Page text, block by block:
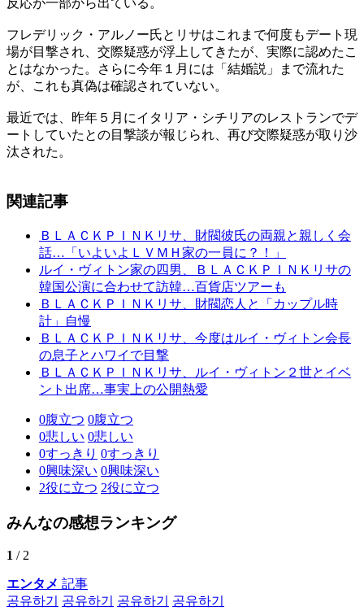
反応が一部から出ている。
フレデリック・アルノー氏とリサはこれまで何度もデート現
場が目撃され、交際疑惑が浮上してきたが、実際に認めたこ
とはなかった。さらに今年１月には「結婚説」まで流れた
が、これも真偽は確認されていない。
最近では、昨年５月にイタリア・シチリアのレストランでデ
ートしていたとの目撃談が報じられ、再び交際疑惑が取り沙
汰された。
関連記事
ＢＬＡＣＫＰＩＮＫリサ、財閥彼氏の両親と親しく会
話…「いよいよＬＶＭＨ家の一員に？！」
ルイ・ヴィトン家の四男、ＢＬＡＣＫＰＩＮＫリサの
韓国公演に合わせて訪韓…百貨店ツアーも
ＢＬＡＣＫＰＩＮＫリサ、財閥恋人と「カップル時
計」自慢
ＢＬＡＣＫＰＩＮＫリサ、今度はルイ・ヴィトン会長
の息子とハワイで目撃
ＢＬＡＣＫＰＩＮＫリサ、ルイ・ヴィトン２世とイベ
ント出席…事実上の公開熱愛
0腹立つ 0腹立つ
0悲しい 0悲しい
0すっきり 0すっきり
0興味深い 0興味深い
2役に立つ 2役に立つ
みんなの感想ランキング
1 / 2
エンタメ 記事
공유하기
공유하기 공유하기 공유하기